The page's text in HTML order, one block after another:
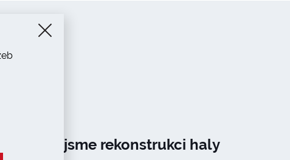
Dokončili jsme rekonstrukci haly